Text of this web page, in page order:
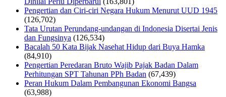
Pengertian dan Ciri-ciri Negara Hukum Menurut UUD 1945
(126,702)
Tata Urutan Perundang-undangan di Indonesia Disertai Jenis
dan Fungsinya (126,534)
Bacalah 50 Kata Bijak Nasehat Hidup dari Buya Hamka
(84,910)
Pengertian Peredaran Bruto Wajib Pajak Badan Dalam
Perhitungan SPT Tahunan PPh Badan (67,439)
Peran Hukum Dalam Pembangunan Ekonomi Bangsa
(63,988)